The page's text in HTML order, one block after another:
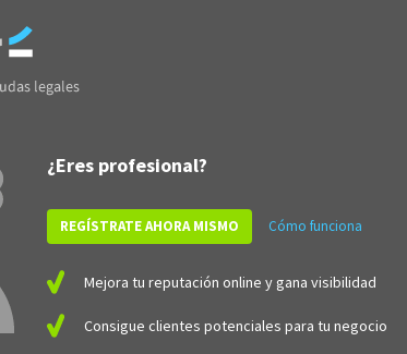
¿Eres profesional?
REGÍSTRATE AHORA MISMO Cómo funciona
Mejora tu reputación online y gana visibilidad
Consigue clientes potenciales para tu negocio